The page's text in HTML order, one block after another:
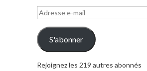
Adresse
e-
mail
S'abonner
Rejoignez les 219 autres abonnés